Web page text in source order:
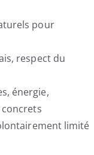
pour
respect du
énergie,
limité